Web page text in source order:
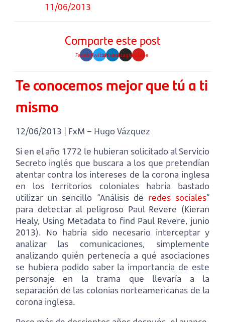
11/06/2013
Comparte este post
FacebookTwitterLinkedinInstagramYoutube
Te conocemos mejor que tú a ti
mismo
12/06/2013 | FxM – Hugo Vázquez
Si en el año 1772 le hubieran solicitado al Servicio
Secreto inglés que buscara a los que pretendían
atentar contra los intereses de la corona inglesa
en los territorios coloniales habría bastado
utilizar un sencillo “Análisis de redes sociales”
para detectar al peligroso Paul Revere (Kieran
Healy, Using Metadata to find Paul Revere, junio
2013). No habría sido necesario interceptar y
analizar las comunicaciones, simplemente
analizando quién pertenecía a qué asociaciones
se hubiera podido saber la importancia de este
personaje en la trama que llevaría a la
separación de las colonias norteamericanas de la
corona inglesa.